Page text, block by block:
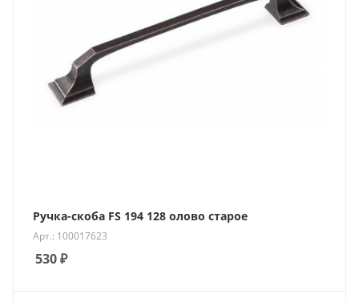
Ручка-скоба FS 194 128 олово старое
Арт.: 100017623
530₽